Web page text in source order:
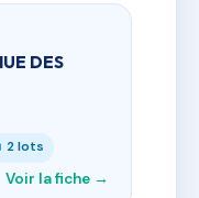
DES
2 lots
Voir la fiche →